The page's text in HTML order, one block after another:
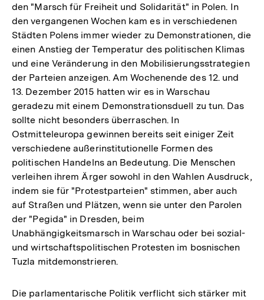
den "Marsch für Freiheit und Solidarität" in Polen. In
den vergangenen Wochen kam es in verschiedenen
Städten Polens immer wieder zu Demonstrationen, die
einen Anstieg der Temperatur des politischen Klimas
und eine Veränderung in den Mobilisierungsstrategien
der Parteien anzeigen. Am Wochenende des 12. und
13. Dezember 2015 hatten wir es in Warschau
geradezu mit einem Demonstrationsduell zu tun. Das
sollte nicht besonders überraschen. In
Ostmitteleuropa gewinnen bereits seit einiger Zeit
verschiedene außerinstitutionelle Formen des
politischen Handelns an Bedeutung. Die Menschen
verleihen ihrem Ärger sowohl in den Wahlen Ausdruck,
indem sie für "Protestparteien" stimmen, aber auch
auf Straßen und Plätzen, wenn sie unter den Parolen
der "Pegida" in Dresden, beim
Unabhängigkeitsmarsch in Warschau oder bei sozial-
und wirtschaftspolitischen Protesten im bosnischen
Tuzla mitdemonstrieren.
Die parlamentarische Politik verflicht sich stärker mit